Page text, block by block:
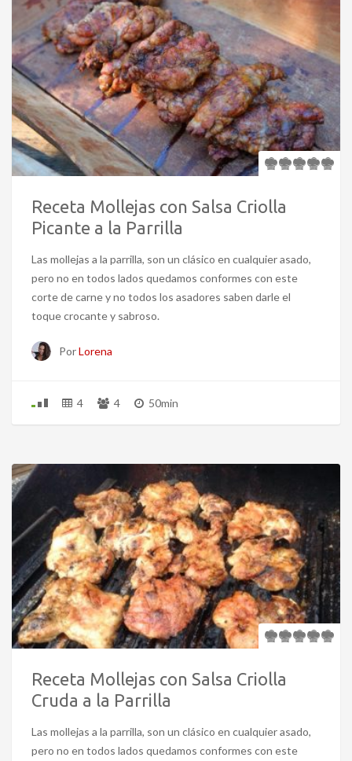
Receta Mollejas con Salsa Criolla
Picante a la Parrilla
Las mollejas a la parrilla, son un clásico en cualquier asado,
pero no en todos lados quedamos conformes con este
corte de carne y no todos los asadores saben darle el
toque crocante y sabroso.
PorLorena
4 4 50min
Receta Mollejas con Salsa Criolla
Cruda a la Parrilla
Las mollejas a la parrilla, son un clásico en cualquier asado,
pero no en todos lados quedamos conformes con este